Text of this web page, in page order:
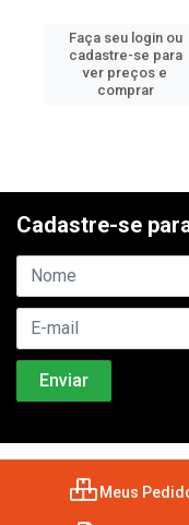
Faça seu login ou
cadastre-se para
ver preços e
comprar
Cadastre-se
Meus